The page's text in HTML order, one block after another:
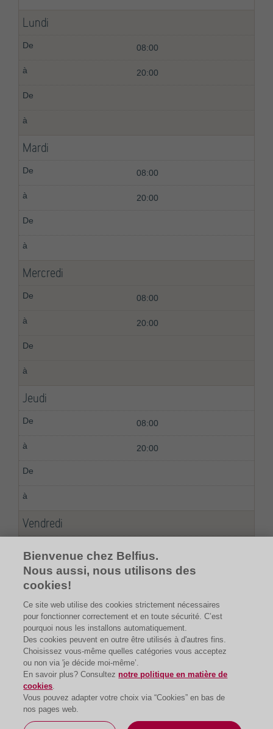
Lundi
08:00
20:00
Mardi
08:00
20:00
Mercredi
08:00
20:00
Jeudi
08:00
20:00
Vendredi
20:00
Bienvenue chez Belfius.
Nous aussi, nous utilisons des
cookies!
Ce site web utilise des cookies strictement nécessaires
pour fonctionner correctement et en toute sécurité. C’est
pourquoi nous les installons automatiquement.
Des cookies peuvent en outre être utilisés à d'autres fins.
Choisissez vous-même quelles catégories vous acceptez
ou non via 'je décide moi-même’.
En savoir plus? Consulteznotre politique en matière de
cookies.
Vous pouvez adapter votre choix via “Cookies” en bas de
nos pages web.